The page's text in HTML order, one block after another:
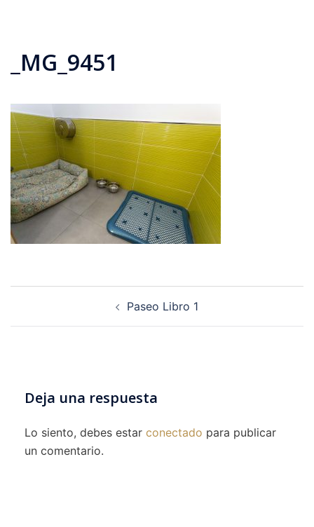
_MG_9451
Navegación
entradas
Paseo Libro 1
Deja una respuesta
Lo siento, debes estar conectado para publicar
un comentario.